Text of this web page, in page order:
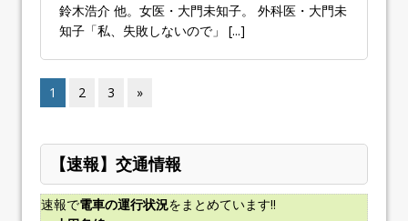
鈴木浩介 他。女医・大門未知子。 外科医・大門未
知子「私、失敗しないので」 [...]
1 2 3 »
【速報】交通情報
速報で電車の運行状況をまとめています!!